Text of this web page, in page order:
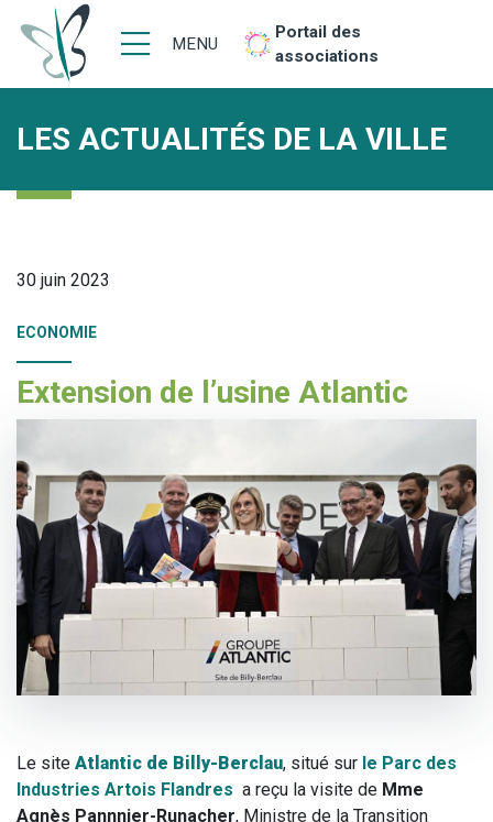
MENU
Portail des
associations
LES ACTUALITÉS DE LA VILLE
30 juin 2023
ECONOMIE
Extension de l’usine Atlantic
Le site Atlantic de Billy-Berclau, situé sur le Parc des
Industries Artois Flandres a reçu la visite de Mme
Agnès Pannnier-Runacher, Ministre de la Transition